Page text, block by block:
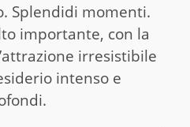
Splendidi momenti.
importante, con la
irresistibile
intenso e